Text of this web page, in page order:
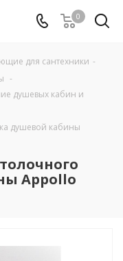
0
для сантехники -
-
душевых кабин и
душевой кабины
Appollo